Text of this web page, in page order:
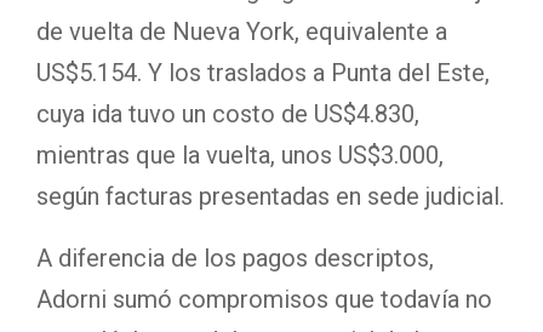
de vuelta de Nueva York, equivalente a
US$5.154. Y los traslados a Punta del Este,
cuya ida tuvo un costo de US$4.830,
mientras que la vuelta, unos US$3.000,
según facturas presentadas en sede judicial.
A diferencia de los pagos descriptos,
Adorni sumó compromisos que todavía no